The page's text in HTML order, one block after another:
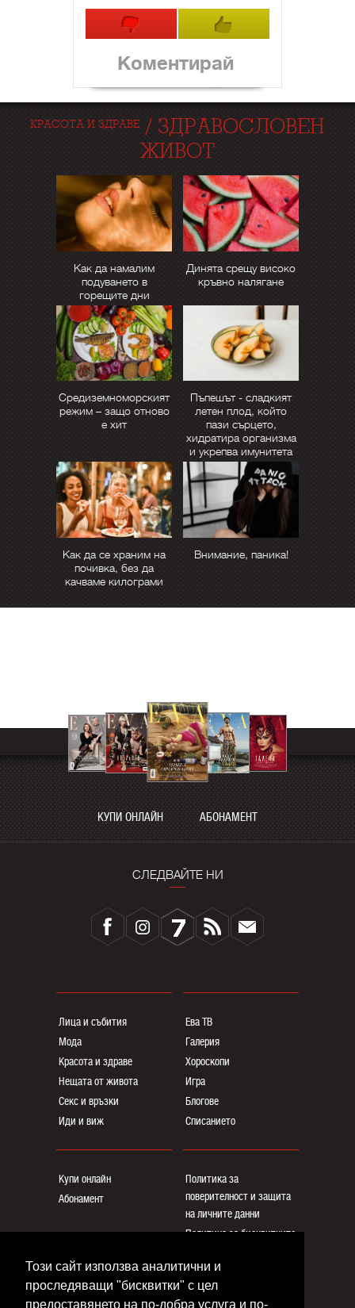
Този сайт използва аналитични и
проследяващи "бисквитки" с цел
предоставянето на по-добра услуга и по-
Коментирай
КРАСОТА И ЗДРАВЕ / ЗДРАВОСЛОВЕН
ЖИВОТ
Как да намалим
подуването в
горещите дни
Динята срещу високо
кръвно налягане
Средиземноморският
режим – защо отново
е хит
Пъпешът - сладкият
летен плод, който
пази сърцето,
хидратира организма
и укрепва имунитета
Как да се храним на
почивка, без да
качваме килограми
Внимание, паника!
КУПИ ОНЛАЙН АБОНАМЕНТ
СЛЕДВАЙТЕ НИ
Лица и събития
Мода
Красота и здраве
Нещата от живота
Секс и връзки
Иди и виж
Ева ТВ
Галерия
Хороскопи
Игра
Блогoве
Списанието
Купи онлайн
Абонамент
Политика за
поверителност и защита
на личните данни
Политика за бисквитките
Общи условия
Контакти